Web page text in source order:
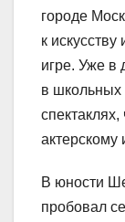
городе
к
игре. Уже в
в школьных
актерскому
В юности
пробовал